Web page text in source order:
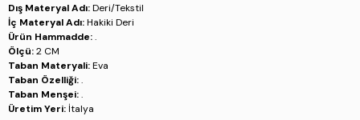
Dış Materyal Adı:Deri/Tekstil
İç Materyal Adı:Hakiki Deri
Ürün Hammadde:.
Ölçü:2 CM
Taban Materyali:Eva
Taban Özelliği:.
Taban Menşei:.
Üretim Yeri: İtalya